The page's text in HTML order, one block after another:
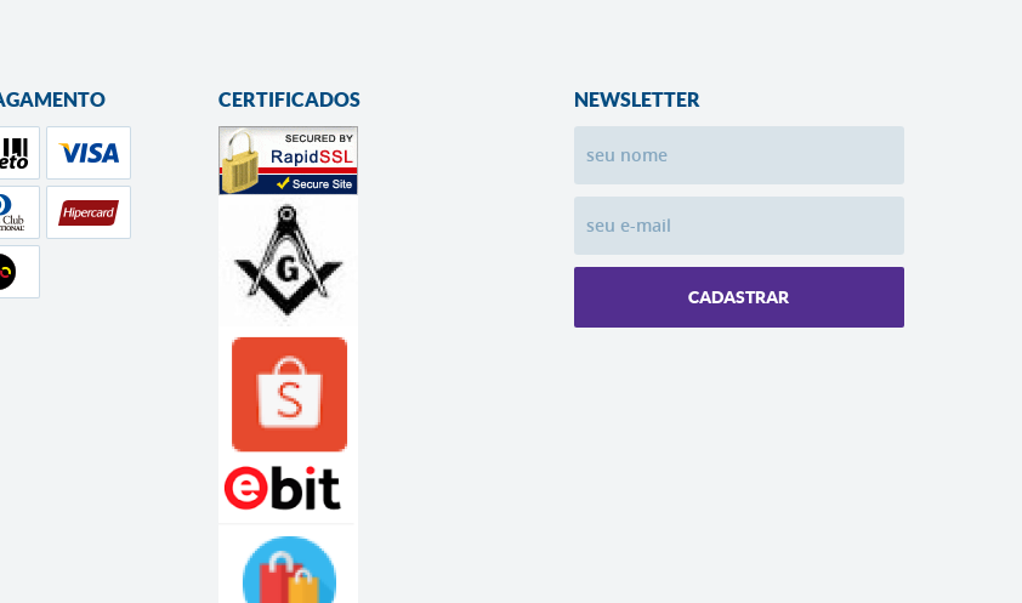
CERTIFICADOS NEWSLETTER
CADASTRAR